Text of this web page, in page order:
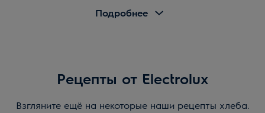
9 г свежих дрожжей
Посыпка из манной крупы
Добавить все ингредиенты в миску для
смешивания, установив на место крючок-
Подробнее
Рецепты от Electrolux
Взгляните ещё на некоторые наши рецепты хлеба.